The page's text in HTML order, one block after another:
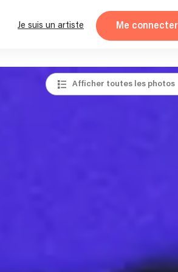
Je suis un artiste Me connecter
Afficher toutes les photos